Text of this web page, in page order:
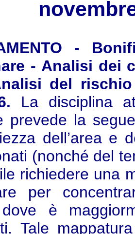
-
- Analisi dei
del
La disciplina
prevede la
dell’area e
(nonché del
richiedere una
per
è
Tale